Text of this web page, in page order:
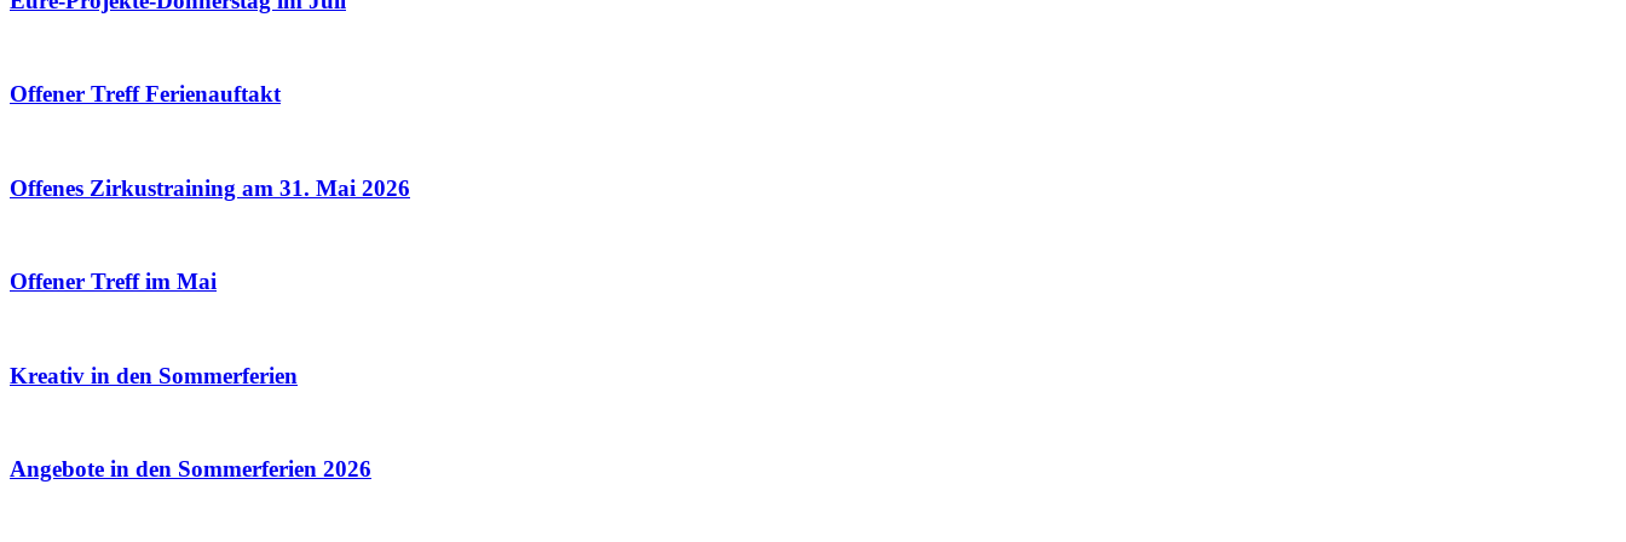
Offener Treff Ferienauftakt
Offenes Zirkustraining am 31. Mai 2026
Offener Treff im Mai
Kreativ in den Sommerferien
Angebote in den Sommerferien 2026